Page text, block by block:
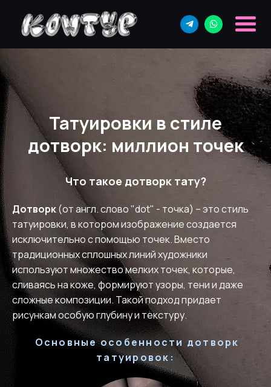
Татуировки в стиле
дотворк: миллион точек
Что такое дотворк тату?
Дотворк(от англ. слово "dot" - точка) – это стиль
татуировки, в котором изображение создается
исключительно с помощью точек. Вместо
традиционных сплошных линий художники
используют множество мелких точек, которые,
сливаясь на коже, формируют узоры, тени и даже
сложные композиции. Такой подход придает
рисункам особую глубину и текстуру.
Основные особенности дотворк
татуировок: